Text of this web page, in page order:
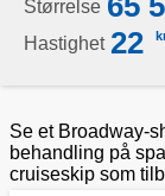
Størrelse
Hastighet 22
Se et Broadway-
behandling på
cruiseskip som